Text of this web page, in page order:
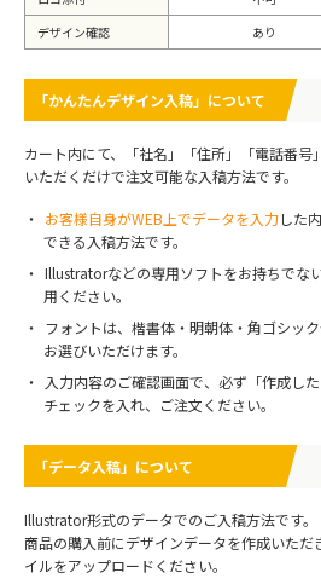
デザイン確認
あり
「かんたんデザイン入稿」について
カート内にて、「社名」「住所」「電話番
いただくだけで注文可能な入稿方法です。
お客様自身がWEB上でデータを入力した
できる入稿方法です。
Illustratorなどの専用ソフトをお持ちでな
用ください。
フォントは、楷書体・明朝体・角ゴシッ
お選びいただけます。
入力内容のご確認画面で、必ず「作成し
チェックを入れ、ご注文ください。
「データ入稿」について
Illustrator形式のデータでのご入稿方法です。
商品の購入前にデザインデータを作成いただ
イルをアップロードください。